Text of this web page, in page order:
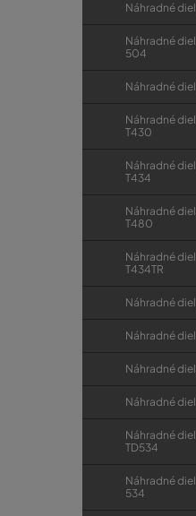
Náhradné
Náhradné
504
Náhradné
Náhradné
T430
Náhradné
T434
Náhradné
T480
Náhradné
T434TR
Náhradné
Náhradné
Náhradné
Náhradné
Náhradné
TD534
Náhradné
534